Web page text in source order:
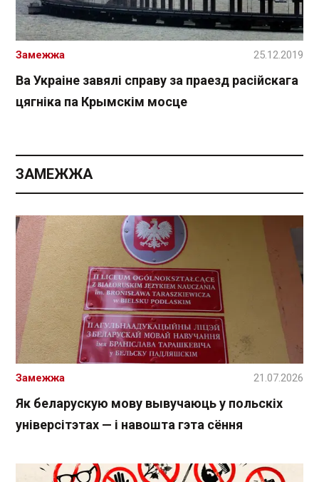
Ва Украіне завялі справу за праезд расійскага
цягніка па Крымскім мосце
Замежжа 25.12.2019
ЗАМЕЖЖА
Як беларускую мову вывучаюць у польскіх
універсітэтах — і навошта гэта сёння
Замежжа 21.07.2026